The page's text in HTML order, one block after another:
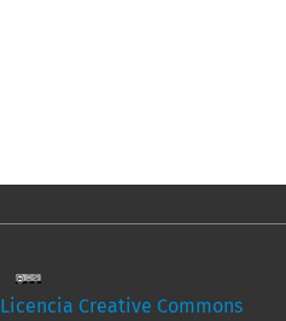
Licencia Creative Commons